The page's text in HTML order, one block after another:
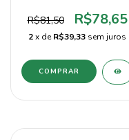
R$81,50 R$78,65
2x deR$39,33 sem juros